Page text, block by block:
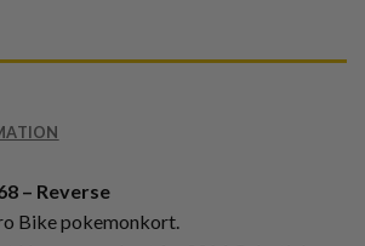
– Reverse
Bike pokemonkort.